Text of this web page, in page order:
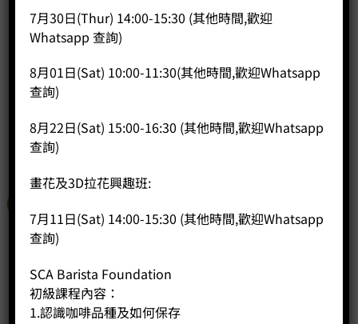
重力濾茶壺 (含上蓋) 1000mL-冷熱萃咖啡
368.00
- +
7月30日(Thur) 14:00-15:30 (其他時間,歡迎
Whatsapp 查詢)
8月01日(Sat) 10:00-11:30(其他時間,歡迎Whatsapp
查詢)
8月22日(Sat) 15:00-16:30 (其他時間,歡迎Whatsapp
查詢)
畫花及3D拉花興趣班:
7月11日(Sat) 14:00-15:30 (其他時間,歡迎Whatsapp
查詢)
SCA Barista Foundation
初級課程內容：
1.認識咖啡品種及如何保存